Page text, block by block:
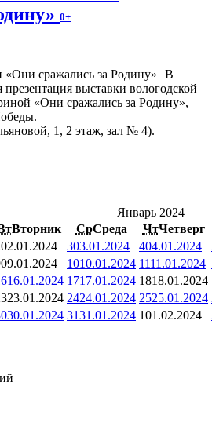
0+
В
презентация выставки вологодской
«Они сражались за Родину»,
1, 2 этаж, зал № 4).
Январь 2024
Вторник СрСреда ЧтЧетверг
02.01.2024 303.01.2024 404.01.2024
09.01.2024 1010.01.2024 1111.01.2024
16.01.2024 1717.01.2024 1818.01.2024
23.01.2024 2424.01.2024 2525.01.2024
30.01.2024 3131.01.2024 101.02.2024